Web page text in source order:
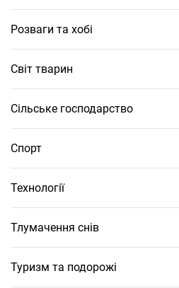
Розваги та хобі
Світ тварин
Сільське господарство
Спорт
Технології
Тлумачення снів
Туризм та подорожі